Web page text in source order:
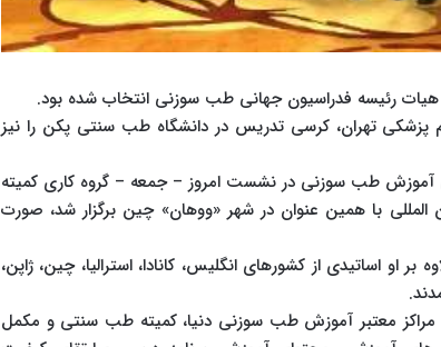
پزشکی تهران، کرسی تدریس در دانشگاه طب سنتی پکن را نیز
آموزش طب سوزنی در نشست امروز – جمعه – گروه کاری کمیته
با همین عنوان در شهر «ووهان» چین برگزار شد، صورت
اساتیدی از کشورهای انگلیس، کانادا، استرالیا، چین، ژاپن،
معتبر آموزش طب سوزنی دنیا، کمیته طب سنتی و مکمل